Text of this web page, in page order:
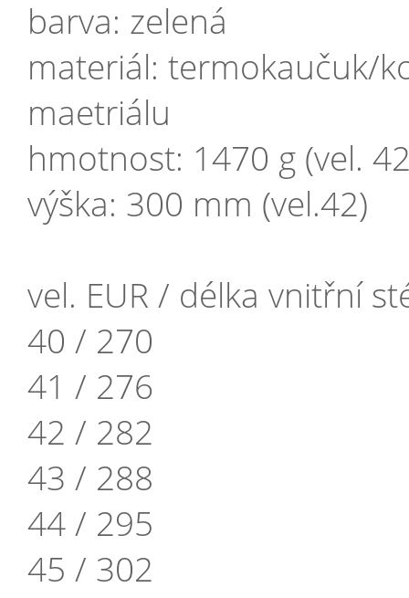
barva: zelená
materiál: termokaučuk/
maetriálu
hmotnost: 1470 g (vel.
výška: 300 mm (vel.42)
vel. EUR / délka vnitřní
40 / 270
41 / 276
42 / 282
43 / 288
44 / 295
45 / 302